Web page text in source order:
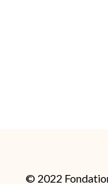
© 2022